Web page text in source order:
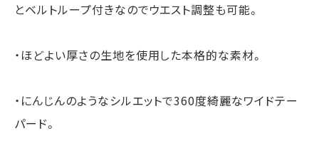
とベルトループ付きなのでウエスト調整も可能。
・ほどよい厚さの生地を使用した本格的な素材。
・にんじんのようなシルエットで360度綺麗なワイドテー
パード。